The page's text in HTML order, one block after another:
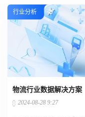
行业分析
物流行业数据解决方案
2024-08-28 9:27